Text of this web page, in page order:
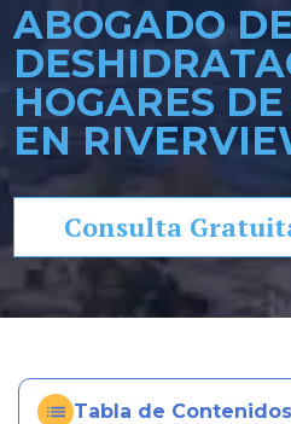
o
de
P
er
so
al
ju
ry
e
Fl
ABOGADO
HOGARES
EN
Consulta
Tabla de Contenidos